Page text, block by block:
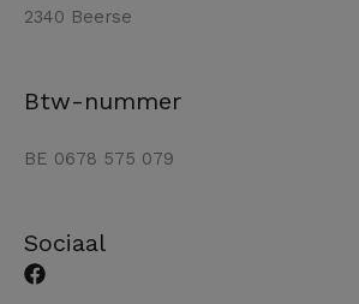
2340 Beerse
Btw-nummer
BE 0678 575 079
Sociaal